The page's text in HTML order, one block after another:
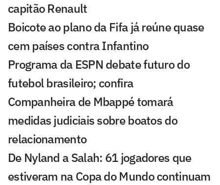
capitão Renault
Boicote ao plano da Fifa já reúne quase
cem países contra Infantino
Programa da ESPN debate futuro do
futebol brasileiro; confira
Companheira de Mbappé tomará
medidas judiciais sobre boatos do
relacionamento
De Nyland a Salah: 61 jogadores que
estiveram na Copa do Mundo continuam